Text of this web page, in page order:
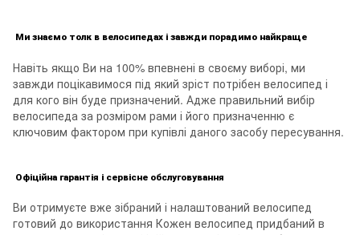
Ми знаємо толк в велосипедах і завжди порадимо найкраще
Навіть якщо Ви на 100% впевнені в своєму виборі, ми
завжди поцікавимося під який зріст потрібен велосипед і
для кого він буде призначений. Адже правильний вибір
велосипеда за розміром рами і його призначенню є
ключовим фактором при купівлі даного засобу пересування.
Офіційна гарантія і сервісне обслуговування
Ви отримуєте вже зібраний і налаштований велосипед
готовий до використання Кожен велосипед придбаний в